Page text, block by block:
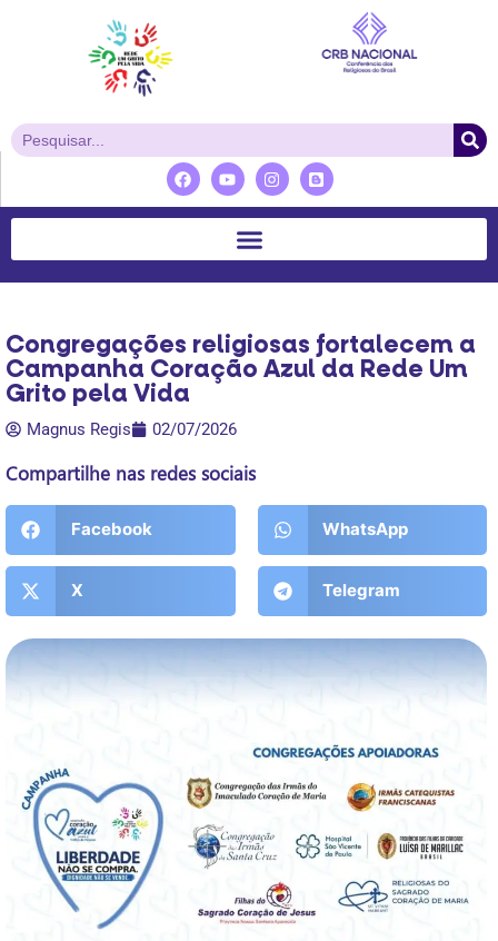
Congregações religiosas fortalecem a
Campanha Coração Azul da Rede Um
Grito pela Vida
Magnus Regis 02/07/2026
Compartilhe nas redes sociais
Facebook WhatsApp
X Telegram